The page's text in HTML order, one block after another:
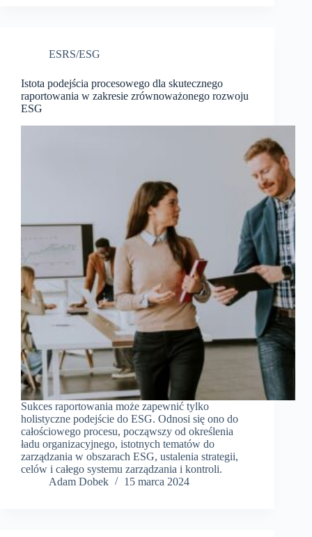
ESRS/ESG
Istota podejścia procesowego dla skutecznego
raportowania w zakresie zrównoważonego rozwoju
ESG
Sukces raportowania może zapewnić tylko
holistyczne podejście do ESG. Odnosi się ono do
całościowego procesu, począwszy od określenia
ładu organizacyjnego, istotnych tematów do
zarządzania w obszarach ESG, ustalenia strategii,
celów i całego systemu zarządzania i kontroli.
Adam Dobek
15 marca 2024